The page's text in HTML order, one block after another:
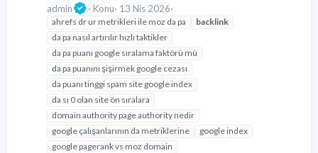
admin
Konu 13 Nis 2026
ahrefs dr ur metrikleri ile moz da pa
backlink
da pa nasıl artırılır hızlı taktikler
da pa puanı google sıralama faktörü mü
da pa puanını şişirmek google cezası
da puanı tinggi spam site google index
da sı 0 olan site ön sıralara
domain authority page authority nedir
google çalışanlarının da metriklerine
google index
google pagerank vs moz domain